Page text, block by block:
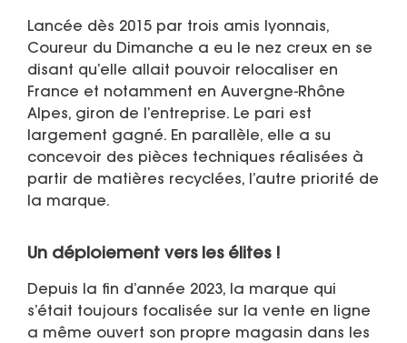
Lancée dès 2015 par trois amis lyonnais,
Coureur du Dimanche a eu le nez creux en se
disant qu’elle allait pouvoir relocaliser en
France et notamment en Auvergne-Rhône
Alpes, giron de l’entreprise. Le pari est
largement gagné. En parallèle, elle a su
concevoir des pièces techniques réalisées à
partir de matières recyclées, l’autre priorité de
la marque.
Un déploiement vers les élites !
Depuis la fin d’année 2023, la marque qui
s’était toujours focalisée sur la vente en ligne
a même ouvert son propre magasin dans les